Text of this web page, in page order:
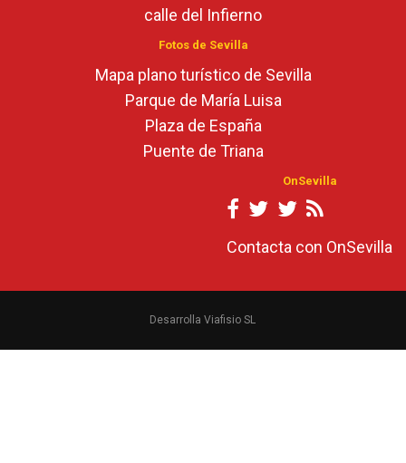
calle del Infierno
Fotos de Sevilla
Mapa plano turístico de Sevilla
Parque de María Luisa
Plaza de España
Puente de Triana
OnSevilla
Contacta con OnSevilla
Desarrolla Viafisio SL